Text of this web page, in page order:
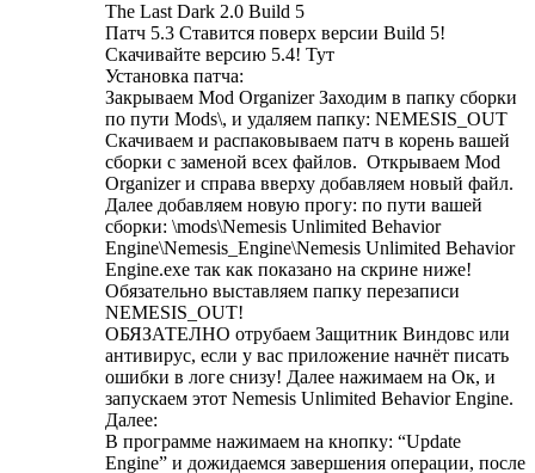
The Last Dark 2.0 Build 5
Патч 5.3 Ставится поверх версии Build 5!
Скачивайте версию 5.4! Тут
Установка патча:
Закрываем Mod Organizer Заходим в папку сборки
по пути Mods\, и удаляем папку: NEMESIS_OUT
Скачиваем и распаковываем патч в корень вашей
сборки с заменой всех файлов. Открываем Mod
Organizer и справа вверху добавляем новый файл.
Далее добавляем новую прогу: по пути вашей
сборки: \mods\Nemesis Unlimited Behavior
Engine\Nemesis_Engine\Nemesis Unlimited Behavior
Engine.exe так как показано на скрине ниже!
Обязательно выставляем папку перезаписи
NEMESIS_OUT!
ОБЯЗАТЕЛНО отрубаем Защитник Виндовс или
антивирус, если у вас приложение начнёт писать
ошибки в логе снизу! Далее нажимаем на Ок, и
запускаем этот Nemesis Unlimited Behavior Engine.
Далее:
В программе нажимаем на кнопку: “Update
Engine” и дожидаемся завершения операции, после